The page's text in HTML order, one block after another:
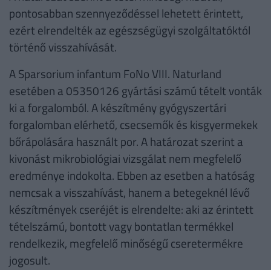
pontosabban szennyeződéssel lehetett érintett,
ezért elrendelték az egészségügyi szolgáltatóktól
történő visszahívását.
A Sparsorium infantum FoNo VIII. Naturland
esetében a 05350126 gyártási számú tételt vonták
ki a forgalomból. A készítmény gyógyszertári
forgalomban elérhető, csecsemők és kisgyermekek
bőrápolására használt por. A határozat szerint a
kivonást mikrobiológiai vizsgálat nem megfelelő
eredménye indokolta. Ebben az esetben a hatóság
nemcsak a visszahívást, hanem a betegeknél lévő
készítmények cseréjét is elrendelte: aki az érintett
tételszámú, bontott vagy bontatlan termékkel
rendelkezik, megfelelő minőségű cseretermékre
jogosult.